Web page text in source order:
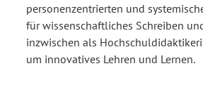
personenzentrierten und
für wissenschaftliches Schreiben
inzwischen als
um innovatives Lehren und Lernen.